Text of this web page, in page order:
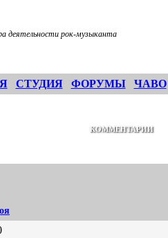
деятельности рок-музыканта
СТУДИЯ ФОРУМЫ ЧАВО
КОММЕНТАРИИ